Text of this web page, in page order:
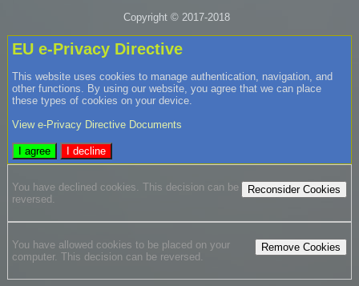
Copyright © 2017-2018
EU e-Privacy Directive
This website uses cookies to manage authentication, navigation, and
other functions. By using our website, you agree that we can place
these types of cookies on your device.
View e-Privacy Directive Documents
I agree I decline
Reconsider Cookies
You have declined cookies. This decision can be
reversed.
Remove Cookies
You have allowed cookies to be placed on your
computer. This decision can be reversed.